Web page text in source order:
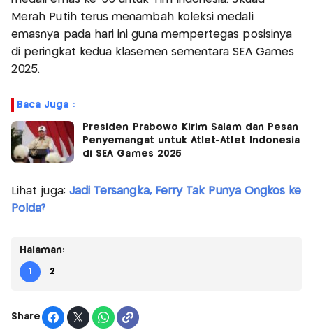
Merah Putih terus menambah koleksi medali
emasnya pada hari ini guna mempertegas posisinya
di peringkat kedua klasemen sementara SEA Games
2025.
Baca Juga :
Presiden Prabowo Kirim Salam dan Pesan
Penyemangat untuk Atlet-Atlet Indonesia
di SEA Games 2025
Lihat juga: Jadi Tersangka, Ferry Tak Punya Ongkos ke
Polda?
Halaman:
1 2
Share